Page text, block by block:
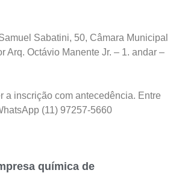
Sabatini, 50, Câmara Municipal
Arq. Octávio Manente Jr. – 1. andar –
a inscrição com antecedência. Entre
(11) 97257-5660
química de